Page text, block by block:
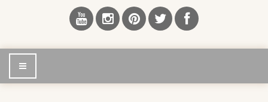
إضغط
للتصفح